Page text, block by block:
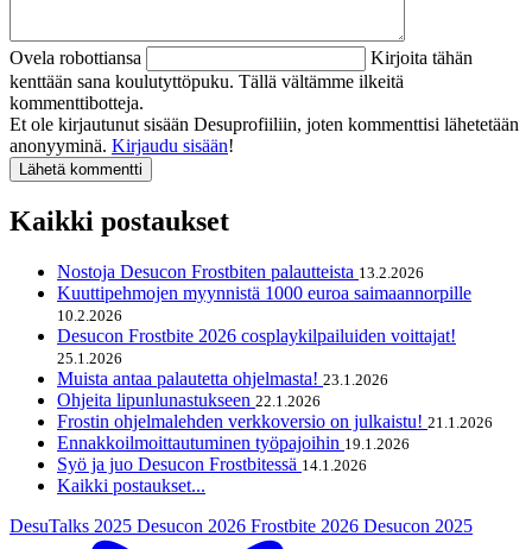
Ovela robottiansa
Kirjoita tähän
kenttään sana koulutyttöpuku. Tällä vältämme ilkeitä
kommenttibotteja.
Et ole kirjautunut sisään Desuprofiiliin, joten kommenttisi lähetetään
anonyyminä. Kirjaudu sisään!
Kaikki postaukset
Nostoja Desucon Frostbiten palautteista 13.2.2026
Kuuttipehmojen myynnistä 1000 euroa saimaannorpille
10.2.2026
Desucon Frostbite 2026 cosplaykilpailuiden voittajat!
25.1.2026
Muista antaa palautetta ohjelmasta! 23.1.2026
Ohjeita lipunlunastukseen 22.1.2026
Frostin ohjelmalehden verkkoversio on julkaistu! 21.1.2026
Ennakkoilmoittautuminen työpajoihin 19.1.2026
Syö ja juo Desucon Frostbitessä 14.1.2026
Kaikki postaukset...
DesuTalks 2025 Desucon 2026 Frostbite 2026 Desucon 2025